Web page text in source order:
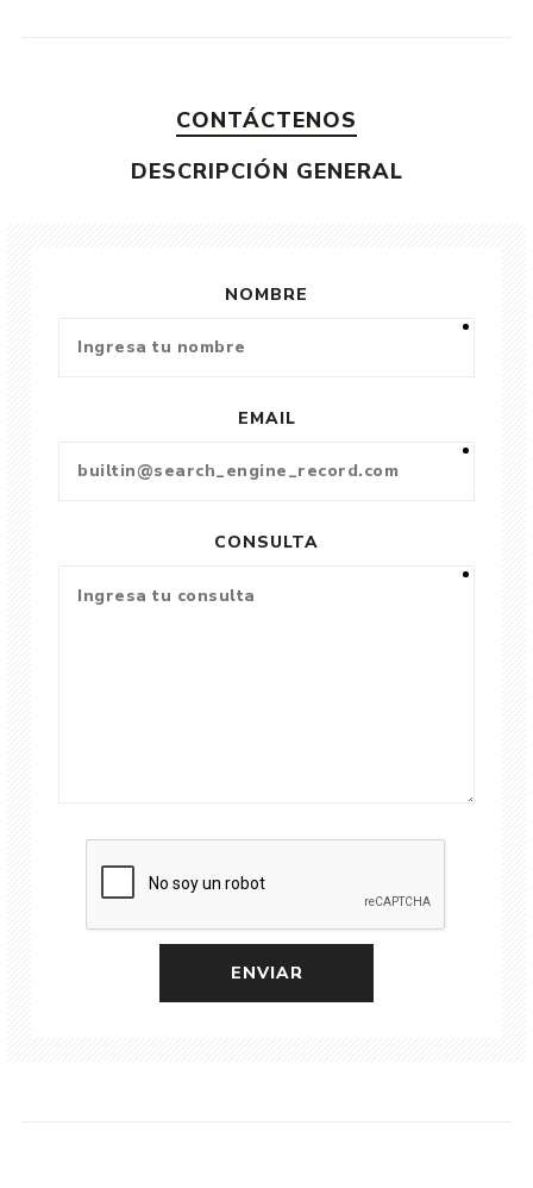
CONTÁCTENOS
DESCRIPCIÓN GENERAL
NOMBRE
EMAIL
CONSULTA